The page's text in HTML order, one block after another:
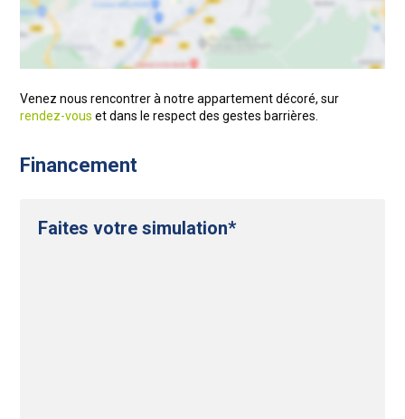
Venez nous rencontrer à notre appartement décoré, sur
rendez-vous et dans le respect des gestes barrières.
Financement
Faites votre simulation*